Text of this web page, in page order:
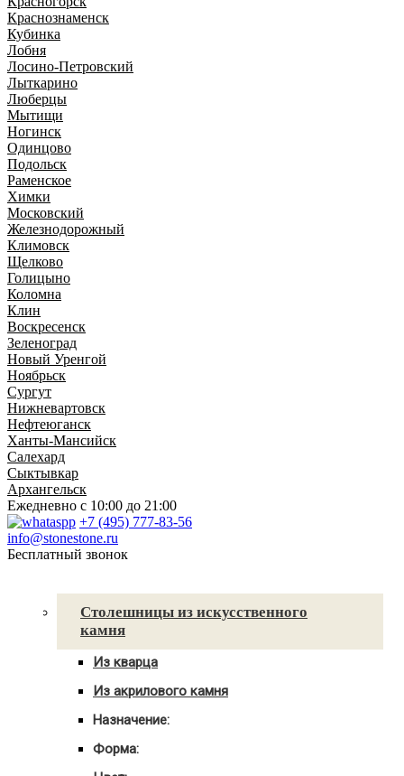
Краснознаменск
Кубинка
Лобня
Лосино-Петровский
Лыткарино
Люберцы
Мытищи
Ногинск
Одинцово
Подольск
Раменское
Химки
Московский
Железнодорожный
Климовск
Щелково
Голицыно
Коломна
Клин
Воскресенск
Зеленоград
Новый Уренгой
Ноябрьск
Сургут
Нижневартовск
Нефтеюганск
Ханты-Мансийск
Салехард
Сыктывкар
Архангельск
Ежедневно с 10:00 до 21:00
+7 (495) 777-83-56
info@stonestone.ru
Бесплатный звонок
Столешницы из искусственного
камня
Из кварца
Для ванны
С мойкой
Из акрилового камня
Для ванны
С мойкой
Назначение:
Для ванной
Форма: